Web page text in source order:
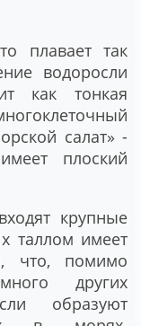
плавает так
водоросли
как тонкая
салат» -
плоский
крупные
таллом имеет
что, помимо
других
образуют